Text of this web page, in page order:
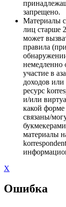
запрещено.
Материалы
лиц старше
может
правила
немедленно
участие в
доходов
ресурс
и/или
какой форме
связаны/
материалы
X
Ошибка